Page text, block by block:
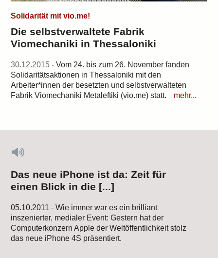
Solidarität mit vio.me!
Die selbstverwaltete Fabrik
Viomechaniki in Thessaloniki
30.12.2015 - Vom 24. bis zum 26. November fanden
Solidaritätsaktionen in Thessaloniki mit den
Arbeiter*innen der besetzten und selbstverwalteten
Fabrik Viomechaniki Metaleftiki (vio.me) statt.
mehr...
Das neue iPhone ist da: Zeit für
einen Blick in die [...]
05.10.2011 - Wie immer war es ein brilliant
inszenierter, medialer Event: Gestern hat der
Computerkonzern Apple der Weltöffentlichkeit stolz
das neue iPhone 4S präsentiert.